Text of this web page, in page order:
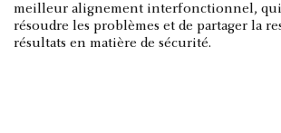
meilleur alignement interfonctionnel,
résoudre les problèmes et de partager la
résultats en matière de sécurité.